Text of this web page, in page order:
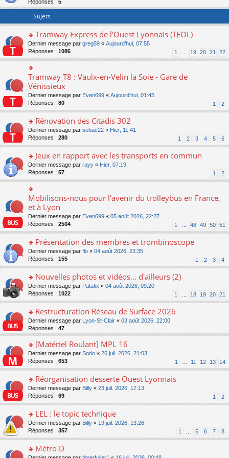
er
s
s
a
g
e
n
o
n
lu
le
pl
u
s
ré
c
nt
Réponses : 5
Sujets
o
n
s
ult
er
le
m
e
s
s
a
g
e
n
lu
le
pl
u
s
ré
c
e
nt
Tramway Express de l'Ouest Lyonnais (TEOL)
Dernier message par greg59 « Aujourd’hui, 07:55
Réponses : 1086 1 19 20 21 22
o
n
ult
er
le
m
e
s
s
a
g
e
n
o
n
lu
le
pl
u
c
e
nt
Tramway T8 : Vaulx-en-Velin la Soie - Gare de
Vénissieux
Dernier message par Even699 « Aujourd’hui, 01:45
Réponses : 80 1 2
o
n
s
ult
er
le
m
e
s
s
a
g
e
n
lu
le
pl
u
s
ré
nt
Rénovation des Citadis 302
Dernier message par sebac22 « Hier, 11:41
Réponses : 280 1 2 3 4 5 6
o
n
s
ult
er
le
m
e
s
s
a
g
e
n
lu
le
pl
u
s
ré
c
nt
Jeux en rapport avec les transports en commun
Dernier message par rayy « Hier, 07:19
Réponses : 57 1 2
o
n
ult
er
le
m
e
s
s
a
g
e
n
o
n
lu
le
pl
u
s
ré
nt
Mobilisons-nous pour l'avenir du trolleybus en France,
et à Lyon
Dernier message par Even699 « 05 août 2026, 22:27
Réponses : 2504 1 48 49 50 51
o
n
s
ult
er
le
m
e
s
s
a
g
e
n
o
le
pl
u
s
ré
c
e
Présentation des membres et trombinoscope
Dernier message par flo « 04 août 2026, 23:35
Réponses : 155 1 2 3 4
o
n
s
ult
er
le
m
s
s
a
g
e
n
o
le
pl
u
s
ré
c
Nouvelles photos et vidéos... d'ailleurs (2)
Dernier message par Patafix « 04 août 2026, 09:20
Réponses : 1022 1 18 19 20 21
o
n
s
ult
er
le
s
s
a
g
e
n
o
le
Restructuration Réseau de Surface 2026
Dernier message par Lyon-St-Clair « 03 août 2026, 22:00
Réponses : 47
o
n
s
ult
er
le
m
e
s
s
a
g
n
[Matériel Roulant] MPL 16
Dernier message par Sorio « 26 juil. 2026, 21:03
Réponses : 653 1 11 12 13 14
o
n
s
ult
er
le
m
e
s
Réorganisation desserte Ouest Lyonnais
Dernier message par Billy « 23 juil. 2026, 17:13
Réponses : 69 1 2
o
n
s
ult
er
LEL : le topic technique
Dernier message par Billy « 19 juil. 2026, 13:26
Réponses : 357 1 5 6 7 8
Métro D